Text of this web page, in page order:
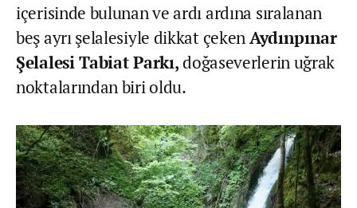
içerisinde bulunan ve ardı ardına sıralanan
beş ayrı şelalesiyle dikkat çekenAydınpınar
Şelalesi Tabiat Parkı,doğaseverlerin uğrak
noktalarından biri oldu.